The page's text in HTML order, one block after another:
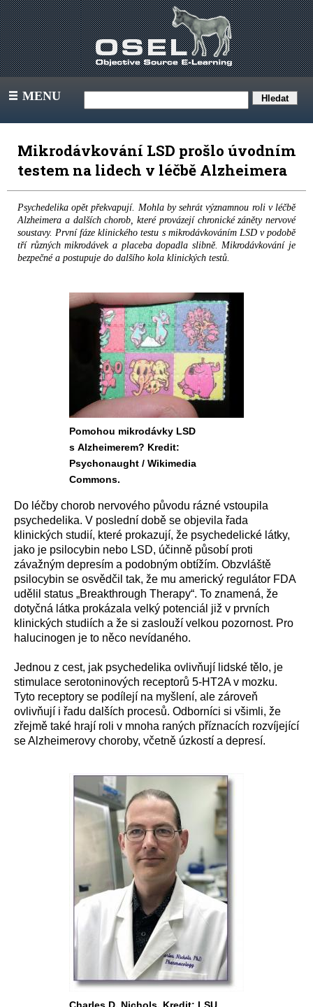
III MENU
Mikrodávkování LSD prošlo úvodním
testem na lidech v léčbě Alzheimera
Psychedelika opět překvapují. Mohla by sehrát významnou roli v léčbě
Alzheimera a dalších chorob, které provázejí chronické záněty nervové
soustavy. První fáze klinického testu s mikrodávkováním LSD v podobě
tří různých mikrodávek a placeba dopadla slibně. Mikrodávkování je
bezpečné a postupuje do dalšího kola klinických testů.
Pomohou mikrodávky LSD
s Alzheimerem? Kredit:
Psychonaught / Wikimedia
Commons.
Do léčby chorob nervového původu rázné vstoupila
psychedelika. V poslední době se objevila řada
klinických studií, které prokazují, že psychedelické látky,
jako je psilocybin nebo LSD, účinně působí proti
závažným depresím a podobným obtížím. Obzvláště
psilocybin se osvědčil tak, že mu americký regulátor FDA
udělil status „Breakthrough Therapy“. To znamená, že
dotyčná látka prokázala velký potenciál již v prvních
klinických studiích a že si zaslouží velkou pozornost. Pro
halucinogen je to něco nevídaného.
Jednou z cest, jak psychedelika ovlivňují lidské tělo, je
stimulace serotoninových receptorů 5-HT2A v mozku.
Tyto receptory se podílejí na myšlení, ale zároveň
ovlivňují i řadu dalších procesů. Odborníci si všimli, že
zřejmě také hrají roli v mnoha raných příznacích rozvíjející
se Alzheimerovy choroby, včetně úzkostí a depresí.